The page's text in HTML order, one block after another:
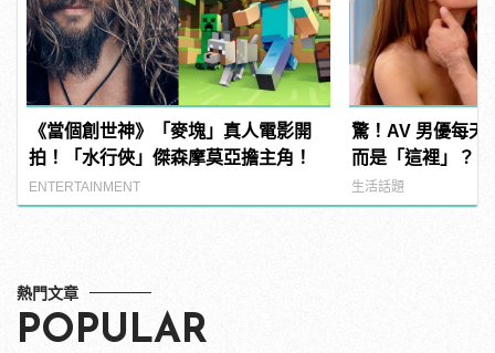
《當個創世神》「麥塊」真人電影開
拍！「水行俠」傑森摩莫亞擔主角！
ENTERTAINMENT
驚！AV 男優每天
而是「這裡」？ |
型男
生活話題
熱門文章
POPULAR